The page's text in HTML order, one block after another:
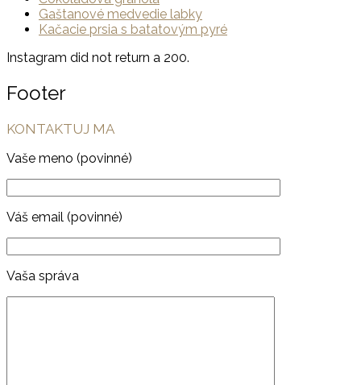
Gaštanové medvedie labky
Kačacie prsia s batatovým pyré
Instagram did not return a 200.
Footer
KONTAKTUJ MA
Vaše meno (povinné)
Váš email (povinné)
Vaša správa